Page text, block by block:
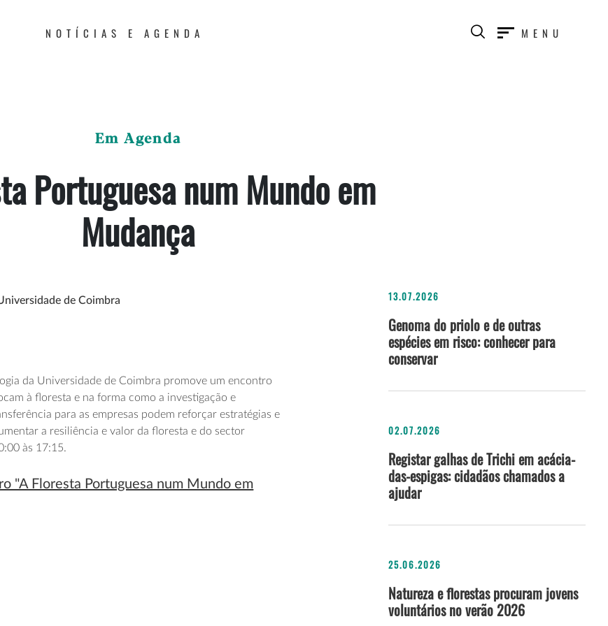
NOTÍCIAS E AGENDA MENU
Em Agenda
Portuguesa num Mundo em
Mudança
de Coimbra
da Universidade de Coimbra promove um encontro
à floresta e na forma como a investigação e
para as empresas podem reforçar estratégias e
a resiliência e valor da floresta e do sector
às 17:15.
"A Floresta Portuguesa num Mundo em
13.07.2026
Genoma do priolo e de outras
espécies em risco: conhecer para
conservar
02.07.2026
Registar galhas de Trichi em acácia-
das-espigas: cidadãos chamados a
ajudar
25.06.2026
Natureza e florestas procuram jovens
voluntários no verão 2026